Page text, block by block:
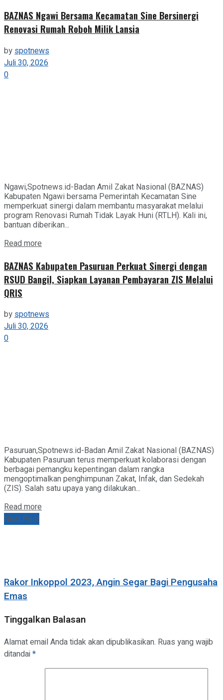
BAZNAS Ngawi Bersama Kecamatan Sine Bersinergi
Renovasi Rumah Roboh Milik Lansia
byspotnews
Juli 30, 2026
0
Ngawi,Spotnews.id-Badan Amil Zakat Nasional (BAZNAS)
Kabupaten Ngawi bersama Pemerintah Kecamatan Sine
memperkuat sinergi dalam membantu masyarakat melalui
program Renovasi Rumah Tidak Layak Huni (RTLH). Kali ini,
bantuan diberikan...
Read more
BAZNAS Kabupaten Pasuruan Perkuat Sinergi dengan
RSUD Bangil, Siapkan Layanan Pembayaran ZIS Melalui
QRIS
byspotnews
Juli 30, 2026
0
Pasuruan,Spotnews.id-Badan Amil Zakat Nasional (BAZNAS)
Kabupaten Pasuruan terus memperkuat kolaborasi dengan
berbagai pemangku kepentingan dalam rangka
mengoptimalkan penghimpunan Zakat, Infak, dan Sedekah
(ZIS). Salah satu upaya yang dilakukan...
Read more
Next Post
Rakor Inkoppol 2023, Angin Segar Bagi Pengusaha
Emas
Tinggalkan Balasan
Alamat email Anda tidak akan dipublikasikan. Ruas yang wajib
ditandai*